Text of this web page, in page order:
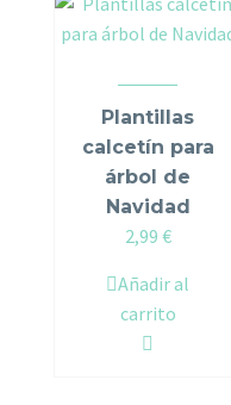
Plantillas
calcetín para
árbol de
Navidad
2,99 €
Añadir al
carrito